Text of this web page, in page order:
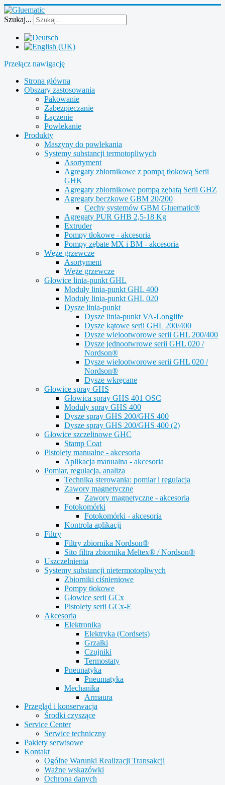
Szukaj...
Przełącz nawigację
Strona główna
Obszary zastosowania
Pakowanie
Zabezpieczanie
Łączenie
Powlekanie
Produkty
Maszyny do powlekania
Systemy substancji termotopliwych
Asortyment
Agregaty zbiornikowe z pompą tłokową Serii
GHK
Agregaty zbiornikowe pompą zębatą Serii GHZ
Agregaty beczkowe GBM 20/200
Cechy systemów GBM Gluematic®
Agregaty PUR GHB 2,5-18 Kg
Extruder
Pompy tłokowe - akcesoria
Pompy zębate MX i BM - akcesoria
Węże grzewcze
Asortyment
Węże grzewcze
Głowice linia-punkt GHL
Moduły linia-punkt GHL 400
Moduły linia-punkt GHL 020
Dysze linia-punkt
Dysze linia-punkt VA-Longlife
Dysze kątowe serii GHL 200/400
Dysze wielootworowe serii GHL 200/400
Dysze jednootwrowe serii GHL 020 /
Nordson®
Dysze wielootworowe serii GHL 020 /
Nordson®
Dysze wkręcane
Głowice spray GHS
Głowica spray GHS 401 OSC
Moduły spray GHS 400
Dysze spray GHS 200/GHS 400
Dysze spray GHS 200/GHS 400 (2)
Głowice szczelinowe GHC
Stamp Coat
Pistolety manualne - akcesoria
Aplikacja manualna - akcesoria
Pomiar, regulacja, analiza
Technika sterowania: pomiar i regulacja
Zawory magnetyczne
Zawory magnetyczne - akcesoria
Fotokomórki
Fotokomórki - akcesoria
Kontrola aplikacji
Filtry
Filtry zbiornika Nordson®
Sito filtra zbiornika Meltex® / Nordson®
Uszczelnienia
Systemy substancji nietermotopliwych
Zbiorniki ciśnieniowe
Pompy tłokowe
Głowice serii GCx
Pistolety serii GCx-E
Akcesoria
Elektronika
Elektryka (Cordsets)
Grzałki
Czujniki
Termostaty
Pneunatyka
Pneumatyka
Mechanika
Armaura
Przegląd i konserwacja
Środki czyszące
Service Center
Serwice techniczny
Pakiety serwisowe
Kontakt
Ogólne Warunki Realizacji Transakcji
Ważne wskazówki
Ochrona danych